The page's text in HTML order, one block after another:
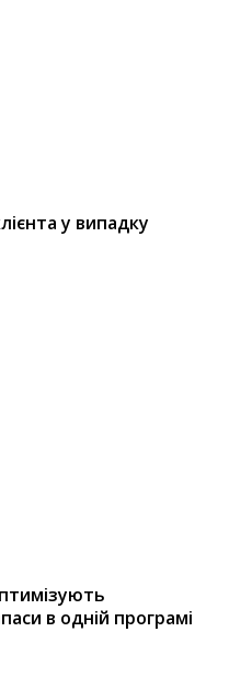
у випадку
в одній програмі